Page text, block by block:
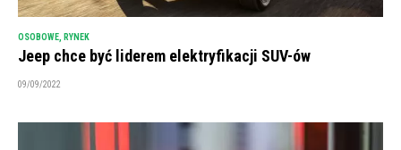
OSOBOWE, RYNEK
Jeep chce być liderem elektryfikacji SUV-ów
09/09/2022